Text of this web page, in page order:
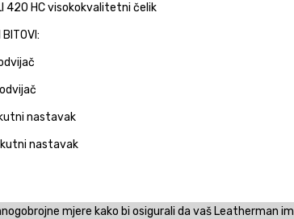
420 HC visokokvalitetni čelik
nastavak
nastavak
mjere kako bi osigurali da vaš Leatherman